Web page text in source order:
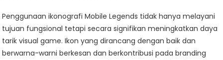
Penggunaan ikonografi Mobile Legends tidak hanya melayani
tujuan fungsional tetapi secara signifikan meningkatkan daya
tarik visual game. Ikon yang dirancang dengan baik dan
berwarna-warni berkesan dan berkontribusi pada branding